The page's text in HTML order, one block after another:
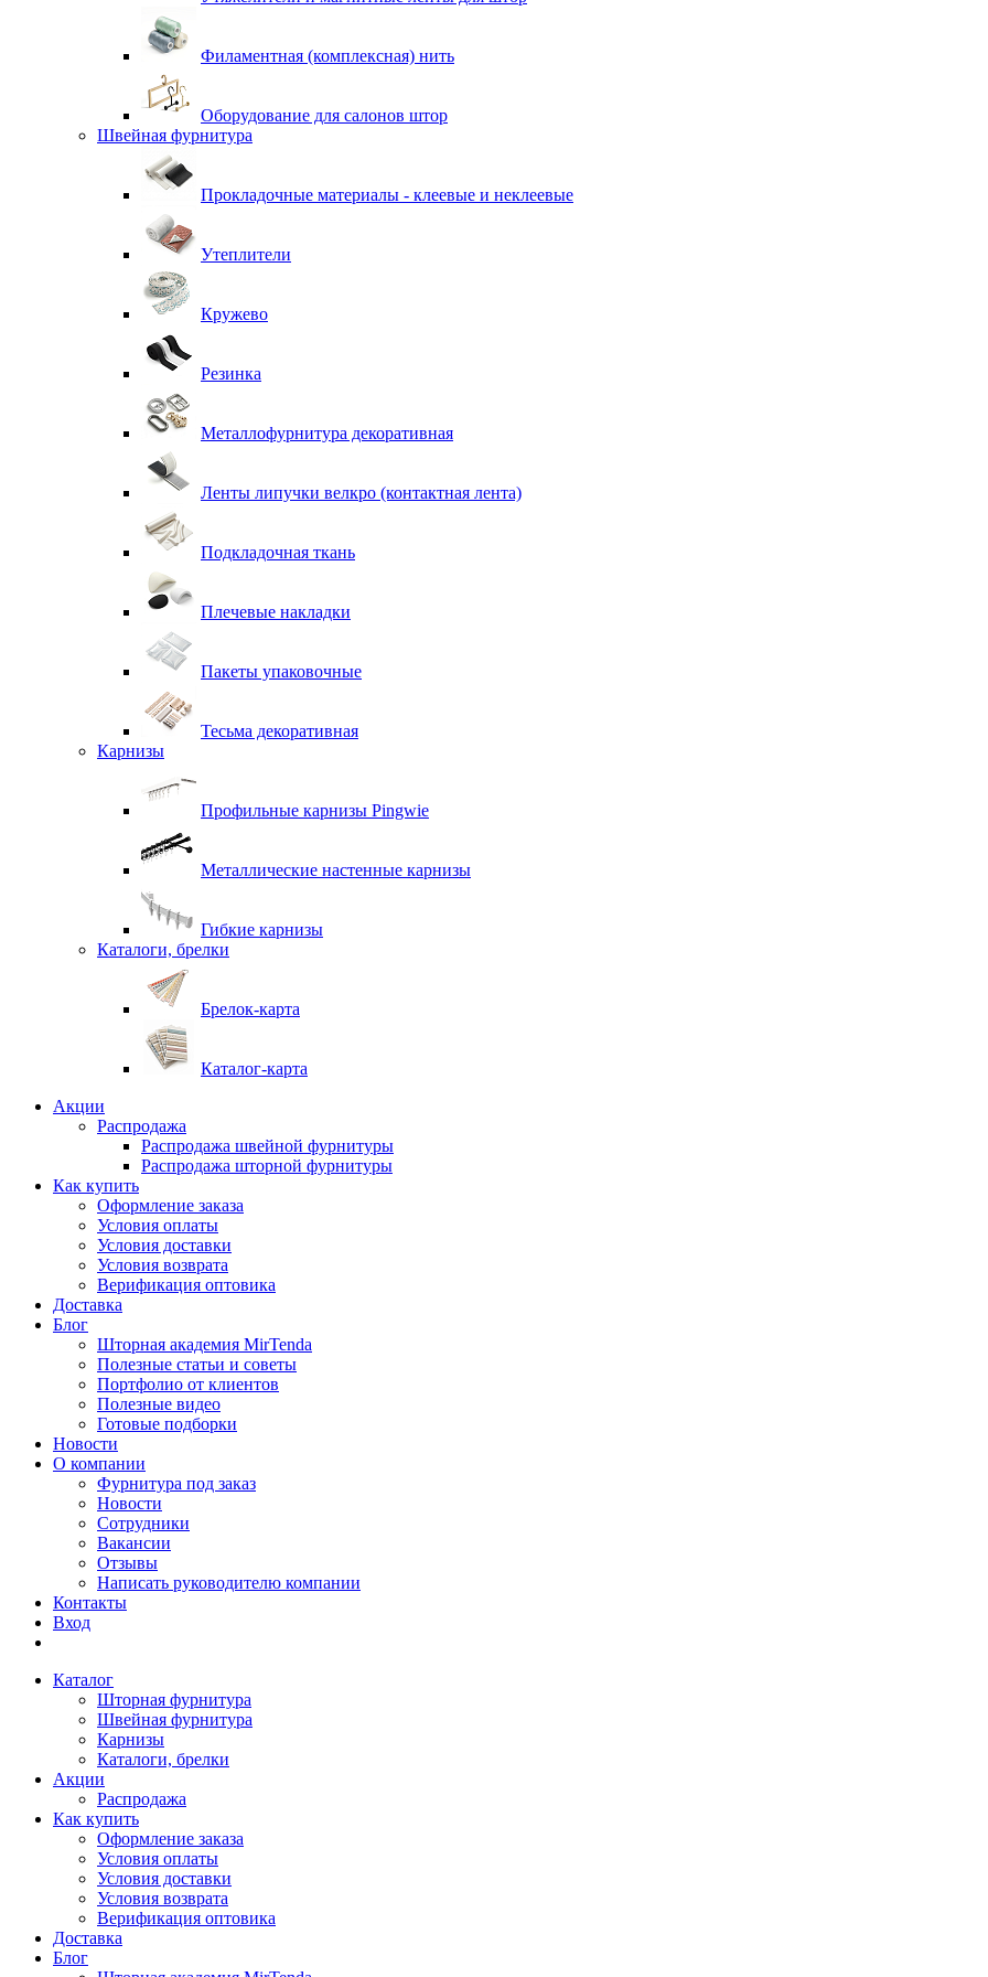
Филаментная (комплексная) нить
Оборудование для салонов штор
Швейная фурнитура
Прокладочные материалы - клеевые и неклеевые
Утеплители
Кружево
Резинка
Металлофурнитура декоративная
Ленты липучки велкро (контактная лента)
Подкладочная ткань
Плечевые накладки
Пакеты упаковочные
Тесьма декоративная
Карнизы
Профильные карнизы Pingwie
Металлические настенные карнизы
Гибкие карнизы
Каталоги, брелки
Брелок-карта
Каталог-карта
Акции
Распродажа
Распродажа швейной фурнитуры
Распродажа шторной фурнитуры
Как купить
Оформление заказа
Условия оплаты
Условия доставки
Условия возврата
Верификация оптовика
Доставка
Блог
Шторная академия MirTenda
Полезные статьи и советы
Портфолио от клиентов
Полезные видео
Готовые подборки
Новости
О компании
Фурнитура под заказ
Новости
Сотрудники
Вакансии
Отзывы
Написать руководителю компании
Контакты
Вход
Каталог
Шторная фурнитура
Швейная фурнитура
Карнизы
Каталоги, брелки
Акции
Распродажа
Как купить
Оформление заказа
Условия оплаты
Условия доставки
Условия возврата
Верификация оптовика
Доставка
Блог